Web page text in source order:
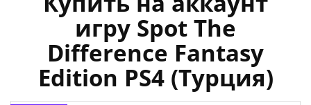
игру Spot The
Difference Fantasy
Edition PS4 (Турция)